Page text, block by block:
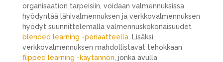
organisaation tarpeisiin, voidaan valmennuksissa
hyödyntää lähivalmennuksen ja verkkovalmennuksen
hyödyt suunnittelemalla valmennuskokonaisuudet
blended learning -periaatteella. Lisäksi
verkkovalmennuksen mahdollistavat tehokkaan
flipped learning -käytännön , jonka avulla